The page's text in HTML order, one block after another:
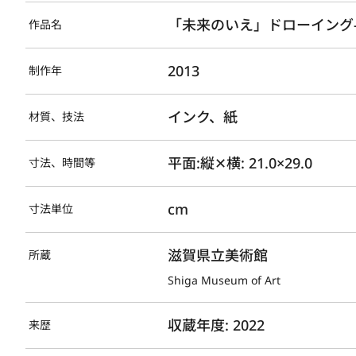
作品名 「未来のいえ」ドローイン
制作年 2013
材質、技法 インク、紙
寸法、時間等 平面:縦✕横: 21.0×29.0
寸法単位 cm
所蔵 滋賀県立美術館
Shiga Museum of Art
来歴 収蔵年度: 2022